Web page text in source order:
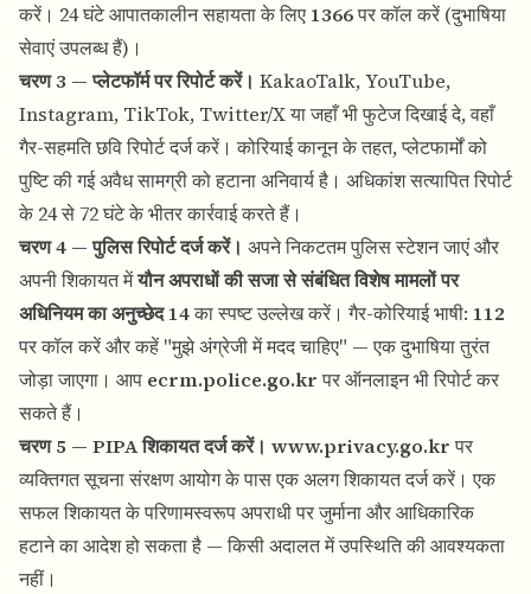
करें। 24 घंटे आपातकालीन सहायता के लिए 1366पर कॉल करें (दुभाषिया
सेवाएं उपलब्ध हैं)।
चरण 3 — प्लेटफॉर्म पर रिपोर्ट करें। KakaoTalk, YouTube,
Instagram, TikTok, Twitter/X या जहाँ भी फुटेज दिखाई दे, वहाँ
गैर-सहमति छवि रिपोर्ट दर्ज करें। कोरियाई कानून के तहत, प्लेटफार्मों को
पुष्टि की गई अवैध सामग्री को हटाना अनिवार्य है। अधिकांश सत्यापित रिपोर्ट
के 24 से 72 घंटे के भीतर कार्रवाई करते हैं।
चरण 4 — पुलिस रिपोर्ट दर्ज करें। अपने निकटतम पुलिस स्टेशन जाएं और
अपनी शिकायत मेंयौन अपराधों की सजा से संबंधित विशेष मामलों पर
अधिनियम का अनुच्छेद 14का स्पष्ट उल्लेख करें। गैर-कोरियाई भाषी: 112
पर कॉल करें और कहें "मुझे अंग्रेजी में मदद चाहिए" — एक दुभाषिया तुरंत
जोड़ा जाएगा। आप ecrm.police.go.krपर ऑनलाइन भी रिपोर्ट कर
सकते हैं।
चरण 5 — PIPA शिकायत दर्ज करें। www.privacy.go.krपर
व्यक्तिगत सूचना संरक्षण आयोग के पास एक अलग शिकायत दर्ज करें। एक
सफल शिकायत के परिणामस्वरूप अपराधी पर जुर्माना और आधिकारिक
हटाने का आदेश हो सकता है — किसी अदालत में उपस्थिति की आवश्यकता
नहीं।